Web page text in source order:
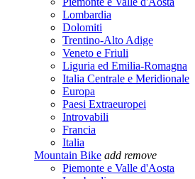
Lombardia
Dolomiti
Trentino-Alto Adige
Veneto e Friuli
Liguria ed Emilia-Romagna
Italia Centrale e Meridionale
Europa
Paesi Extraeuropei
Introvabili
Francia
Italia
Mountain Bike add remove
Piemonte e Valle d'Aosta